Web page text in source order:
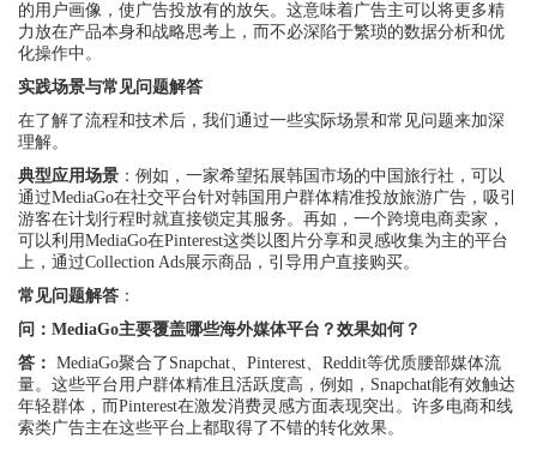
的用户画像，使广告投放有的放矢。这意味着广告主可以将更多精
力放在产品本身和战略思考上，而不必深陷于繁琐的数据分析和优
化操作中。
实践场景与常见问题解答
在了解了流程和技术后，我们通过一些实际场景和常见问题来加深
理解。
典型应用场景 ：例如，一家希望拓展韩国市场的中国旅行社，可以
通过MediaGo在社交平台针对韩国用户群体精准投放旅游广告，吸引
游客在计划行程时就直接锁定其服务。再如，一个跨境电商卖家，
可以利用MediaGo在Pinterest这类以图片分享和灵感收集为主的平台
上，通过Collection Ads展示商品，引导用户直接购买。
常见问题解答 ：
问：MediaGo主要覆盖哪些海外媒体平台？效果如何？
答： MediaGo聚合了Snapchat、Pinterest、Reddit等优质腰部媒体流
量。这些平台用户群体精准且活跃度高，例如，Snapchat能有效触达
年轻群体，而Pinterest在激发消费灵感方面表现突出。许多电商和线
索类广告主在这些平台上都取得了不错的转化效果。